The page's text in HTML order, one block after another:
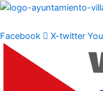
Ir
contenido
Facebook X-twitter